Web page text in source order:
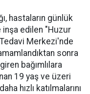
hastaların günlük
inşa edilen "Huzur
Tedavi Merkezi'nde
sonra
bağımlılara
19 yaş ve üzeri
hızlı katılmalarını